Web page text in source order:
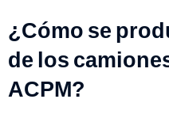
¿Cómo se
de los
ACPM?